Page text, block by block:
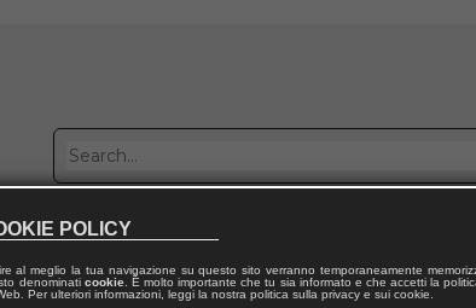
with us
POLICY
al meglio la tua navigazione su questo sito verranno temporaneamente
denominati cookie. È molto importante che tu sia informato e che accetti la
Per ulteriori informazioni, leggi la nostra politica sulla privacy e sui cookie.